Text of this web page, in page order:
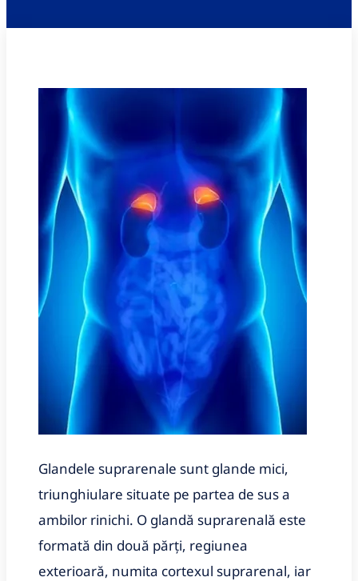
Glandele suprarenale sunt glande mici,
triunghiulare situate pe partea de sus a
ambilor rinichi. O glandă suprarenală este
formată din două părți, regiunea
exterioară, numita cortexul suprarenal, iar